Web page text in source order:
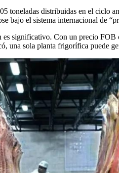
toneladas distribuidas en el ciclo
bajo el sistema internacional de
significativo. Con un precio FOB
una sola planta frigorífica puede